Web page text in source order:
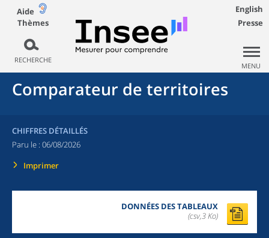
Aide
Thèmes
RECHERCHE
English
Presse
MENU
Comparateur de territoires
CHIFFRES DÉTAILLÉS
Paru le : 06/08/2026
Imprimer
DONNÉES DES TABLEAUX
(csv,3 Ko)